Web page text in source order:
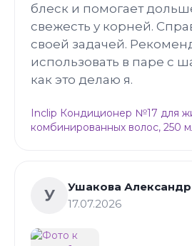
блеск и помогает
свежесть у корней.
своей задачей.
использовать в паре с
как это делаю я.
Inclip Кондиционер №17 для
комбинированных волос, 250
У
Ушакова
17.07.2026